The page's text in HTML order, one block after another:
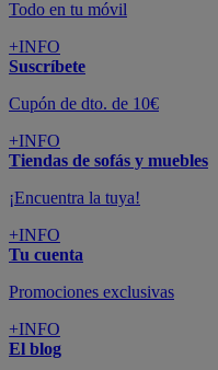
Todo en tu móvil
+INFO
Suscríbete
Cupón de dto. de 10€
+INFO
Tiendas de sofás y muebles
¡Encuentra la tuya!
+INFO
Tu cuenta
Promociones exclusivas
+INFO
El blog